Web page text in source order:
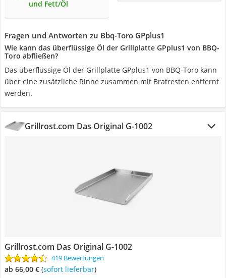
und Fett/Öl
Fragen und Antworten zu Bbq-Toro GPplus1
Wie kann das überflüssige Öl der Grillplatte GPplus1 von BBQ-
Toro abfließen?
Das überflüssige Öl der Grillplatte GPplus1 von BBQ-Toro kann
über eine zusätzliche Rinne zusammen mit Bratresten entfernt
werden.
Grillrost.com Das Original G-1002
Grillrost.com Das Original G-1002
419 Bewertungen
ab 66,00 € ( Sofort lieferbar)